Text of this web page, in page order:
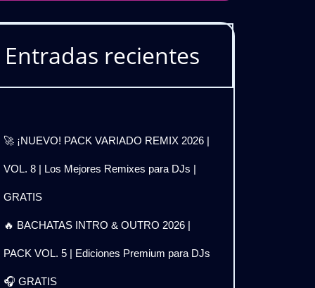
Entradas recientes
🚀 ¡NUEVO! PACK VARIADO REMIX 2026 |
VOL. 8 | Los Mejores Remixes para DJs |
GRATIS
🔥 BACHATAS INTRO & OUTRO 2026 |
PACK VOL. 5 | Ediciones Premium para DJs
🎧 GRATIS